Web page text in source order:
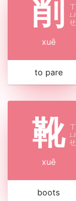
削
ㄒ
ㄩ
ㄝ
xuē
to pare
靴 ㄒ
ㄩ
ㄝ
xuē
boots